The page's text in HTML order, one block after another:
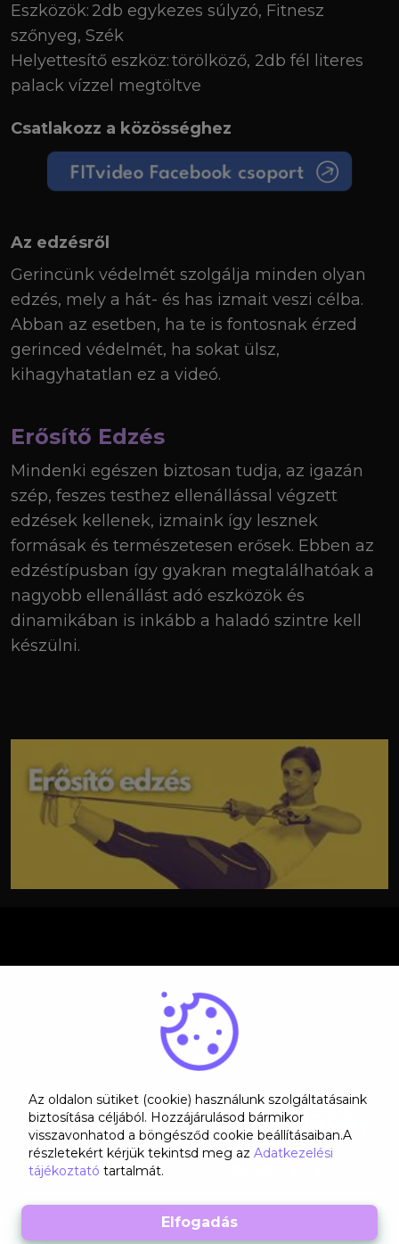
Az oldalon sütiket (cookie) használunk szolgáltatásaink
biztosítása céljából. Hozzájárulásod bármikor
visszavonhatod a böngésződ cookie beállításaiban.A
részletekért kérjük tekintsd meg az Adatkezelési
tájékoztató tartalmát.
Eszközök: 2db egykezes súlyzó, Fitnesz
szőnyeg, Szék
Helyettesítő eszköz:törölköző, 2db fél literes
palack vízzel megtöltve
Csatlakozz a közösséghez
Az edzésről
Gerincünk védelmét szolgálja minden olyan
edzés, mely a hát- és has izmait veszi célba.
Abban az esetben, ha te is fontosnak érzed
gerinced védelmét, ha sokat ülsz,
kihagyhatatlan ez a videó.
Erősítő Edzés
Mindenki egészen biztosan tudja, az igazán
szép, feszes testhez ellenállással végzett
edzések kellenek, izmaink így lesznek
formásak és természetesen erősek. Ebben az
edzéstípusban így gyakran megtalálhatóak a
nagyobb ellenállást adó eszközök és
dinamikában is inkább a haladó szintre kell
készülni.
Kérdésed van? Lépj velünk kapcsolatba!
Rólunk
ÁSZF
Adatkezelési tájékoztató
Kapcsolat
GYIK
Fitvideo- Minden jog fenntartva!